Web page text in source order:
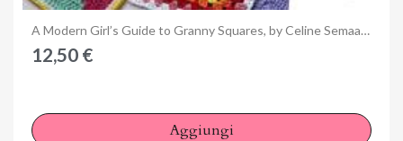
Anteprima A Modern Girl’s Guide to Granny Squares, by Celine Semaan e Leonie Morgan
12,50 €
Aggiungi